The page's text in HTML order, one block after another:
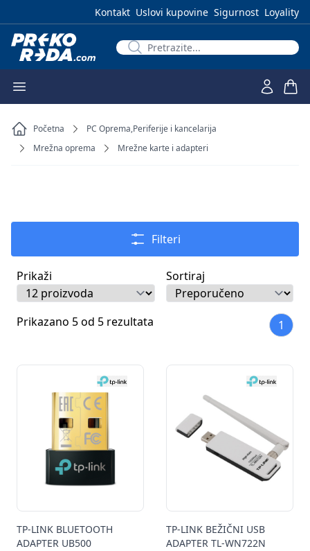
Kontakt Uslovi kupovine Sigurnost Loyality
Početna
PC Oprema,Periferije i kancelarija
Mrežna oprema
Mrežne karte i adapteri
Filteri
Prikaži Sortiraj
Prikazano 5 od 5 rezultata 1
TP-LINK BLUETOOTH
ADAPTER UB500
TP-LINK BEŽIČNI USB
ADAPTER TL-WN722N